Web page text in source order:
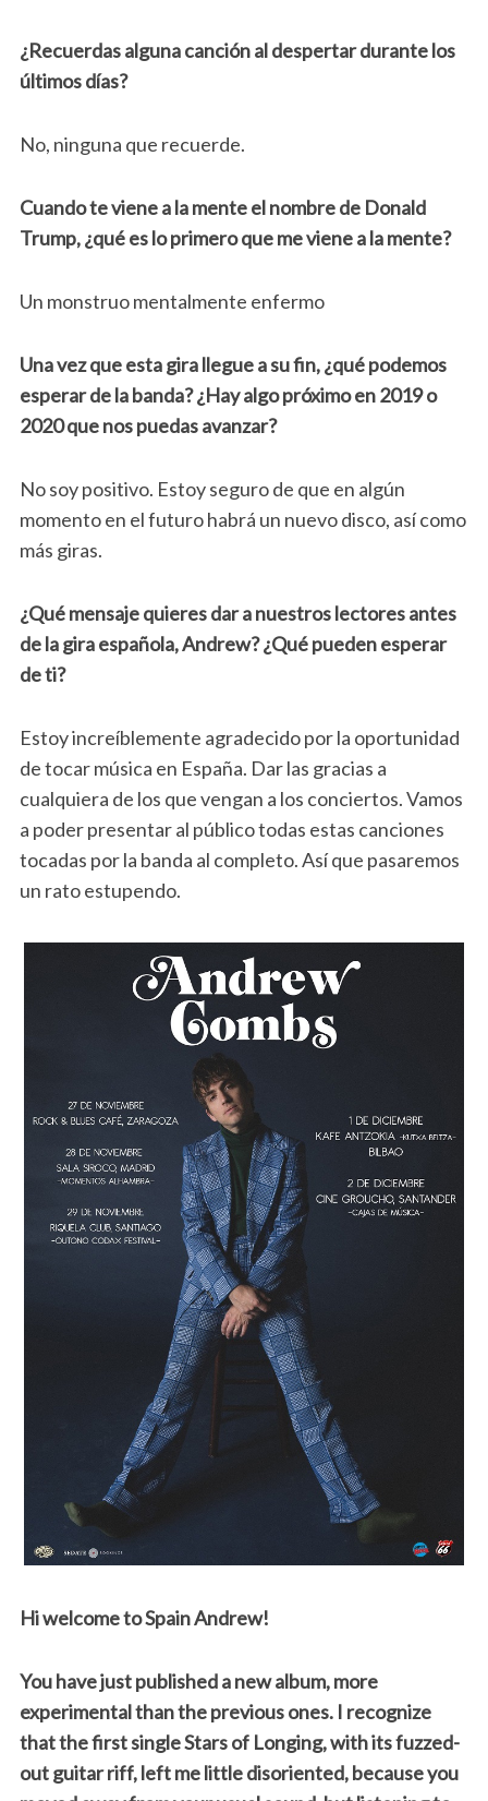
¿Recuerdas alguna canción al despertar durante los
últimos días?
No, ninguna que recuerde.
Cuando te viene a la mente el nombre de Donald
Trump, ¿qué es lo primero que me viene a la mente?
Un monstruo mentalmente enfermo
Una vez que esta gira llegue a su fin, ¿qué podemos
esperar de la banda? ¿Hay algo próximo en 2019 o
2020 que nos puedas avanzar?
No soy positivo. Estoy seguro de que en algún
momento en el futuro habrá un nuevo disco, así como
más giras.
¿Qué mensaje quieres dar a nuestros lectores antes
de la gira española, Andrew? ¿Qué pueden esperar
de ti?
Estoy increíblemente agradecido por la oportunidad
de tocar música en España. Dar las gracias a
cualquiera de los que vengan a los conciertos. Vamos
a poder presentar al público todas estas canciones
tocadas por la banda al completo. Así que pasaremos
un rato estupendo.
Hi welcome to Spain Andrew!
You have just published a new album, more
experimental than the previous ones. I recognize
that the first single Stars of Longing, with its fuzzed-
out guitar riff, left me little disoriented, because you